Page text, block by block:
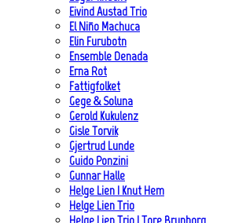
Eivind Austad Trio
El Niño Machuca
Elin Furubotn
Ensemble Denada
Erna Rot
Fattigfolket
Gege & Soluna
Gerold Kukulenz
Gisle Torvik
Gjertrud Lunde
Guido Ponzini
Gunnar Halle
Helge Lien | Knut Hem
Helge Lien Trio